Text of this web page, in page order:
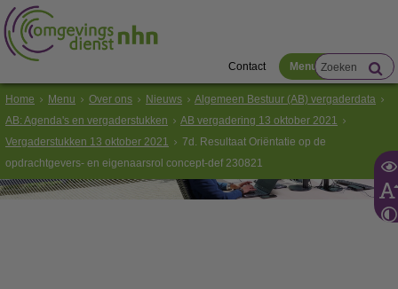
Contact Menu
Home Menu Over ons Nieuws
Algemeen Bestuur (AB) vergaderdata
AB: Agenda's en vergaderstukken
AB vergadering 13 oktober 2021
Vergaderstukken 13 oktober 2021
7d. Resultaat Oriëntatie op de
opdrachtgevers- en eigenaarsrol concept-def 230821